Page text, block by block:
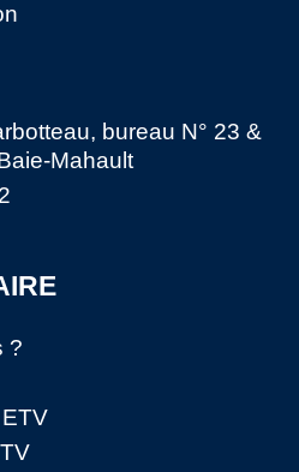
bureau N° 23 &
Mahault
?